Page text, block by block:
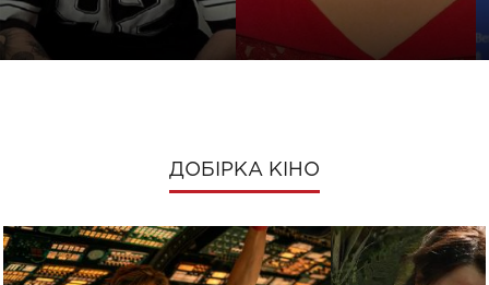
ДОБІРКА КІНО